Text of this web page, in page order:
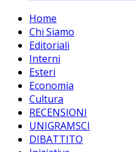
Home
Chi Siamo
Editoriali
Interni
Esteri
Economia
Cultura
RECENSIONI
UNIGRAMSCI
DIBATTITO